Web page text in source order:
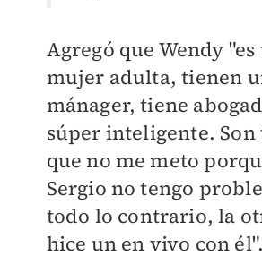
Agregó que Wendy "es
mujer adulta, tienen
mánager, tiene
súper inteligente. Son
que no me meto
Sergio no tengo
todo lo contrario, la
hice un en vivo con él".